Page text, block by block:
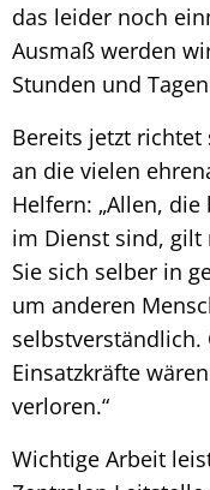
das leider noch
Ausmaß werden
Stunden und
Bereits jetzt richtet
an die vielen
Helfern: „Allen,
im Dienst sind, gilt
Sie sich selber in
um anderen
selbstverständlich.
Einsatzkräfte
verloren.“
Wichtige Arbeit